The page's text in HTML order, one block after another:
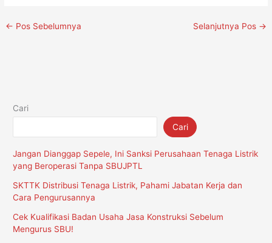
← Pos Sebelumnya Selanjutnya Pos →
Cari
Cari
Jangan Dianggap Sepele, Ini Sanksi Perusahaan Tenaga Listrik
yang Beroperasi Tanpa SBUJPTL
SKTTK Distribusi Tenaga Listrik, Pahami Jabatan Kerja dan
Cara Pengurusannya
Cek Kualifikasi Badan Usaha Jasa Konstruksi Sebelum
Mengurus SBU!